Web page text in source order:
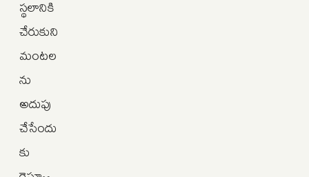
స్థలానికి
చేరుకుని
మంటల
ను
అదుపు
చేసేందు
కు